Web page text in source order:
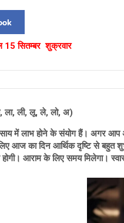
सितम्बर शुक्रवार
ला, ली, लू, ले, लो, अ)
में लाभ होने के संयोग हैं। अगर आप
आज का दिन आर्थिक दृष्टि से बहुत
होगी। आराम के लिए समय मिलेगा।